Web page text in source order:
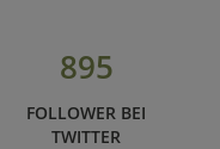
895
FOLLOWER BEI
TWITTER